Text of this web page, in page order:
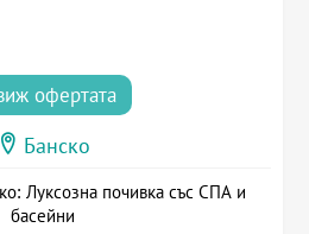
офертата
Банско
Луксозна почивка със СПА и
басейни